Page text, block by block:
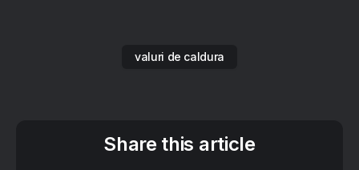
valuri de caldura
Share this article